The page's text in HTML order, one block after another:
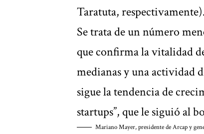
Taratuta, respectivamente).
Se trata de un número
que confirma la vitalidad
medianas y una actividad
sigue la tendencia de
startups”, que le siguió al
Mariano Mayer, presidente de Arcap y